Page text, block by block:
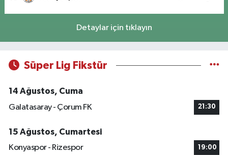
Detaylar için tıklayın
Süper Lig Fikstür
14 Ağustos, Cuma
Galatasaray - Çorum FK
21:30
15 Ağustos, Cumartesi
Konyaspor - Rizespor
19:00